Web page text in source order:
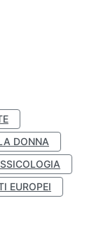
DONNA
EUROPEI